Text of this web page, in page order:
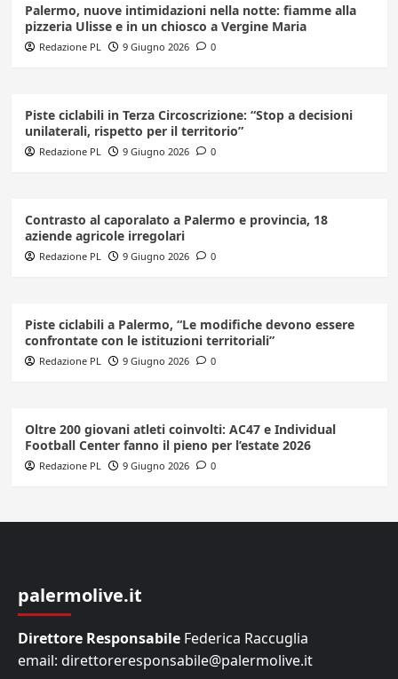
Palermo, nuove intimidazioni nella notte: fiamme alla
pizzeria Ulisse e in un chiosco a Vergine Maria
Redazione PL 9 Giugno 2026 0
Piste ciclabili in Terza Circoscrizione: “Stop a decisioni
unilaterali, rispetto per il territorio”
Redazione PL 9 Giugno 2026 0
Contrasto al caporalato a Palermo e provincia, 18
aziende agricole irregolari
Redazione PL 9 Giugno 2026 0
Piste ciclabili a Palermo, “Le modifiche devono essere
confrontate con le istituzioni territoriali”
Redazione PL 9 Giugno 2026 0
Oltre 200 giovani atleti coinvolti: AC47 e Individual
Football Center fanno il pieno per l’estate 2026
Redazione PL 9 Giugno 2026 0
palermolive.it
Direttore Responsabile Federica Raccuglia
email: direttoreresponsabile@palermolive.it